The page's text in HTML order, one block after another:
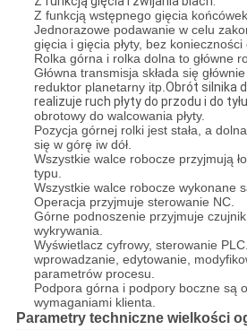
Z funkcją wstępnego gięcia końcówek
Jednorazowe podawanie w celu
gięcia i gięcia płyty, bez
Rolka górna i rolka dolna to główne
Główna transmisja składa się
reduktor planetarny itp.Obrót silnika
realizuje ruch płyty do przodu i do
obrotowy do walcowania płyty.
Pozycja górnej rolki jest stała, a
się w górę iw dół.
Wszystkie walce robocze przyjmują
typu.
Wszystkie walce robocze wykonane
Operacja przyjmuje sterowanie NC.
Górne podnoszenie przyjmuje
wykrywania.
Wyświetlacz cyfrowy, sterowanie
wprowadzanie, edytowanie,
parametrów procesu.
Podpora górna i podpory boczne są
wymaganiami klienta.
Parametry techniczne wielkości